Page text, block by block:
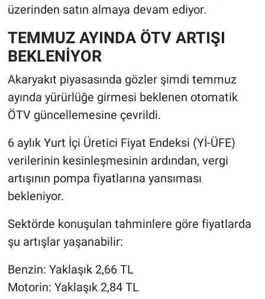
üzerinden satın almaya devam ediyor.
TEMMUZ AYINDA ÖTV ARTIŞI
BEKLENİYOR
Akaryakıt piyasasında gözler şimdi temmuz
ayında yürürlüğe girmesi beklenen otomatik
ÖTV güncellemesine çevrildi.
6 aylık Yurt İçi Üretici Fiyat Endeksi (Yİ-ÜFE)
verilerinin kesinleşmesinin ardından, vergi
artışının pompa fiyatlarına yansıması
bekleniyor.
Sektörde konuşulan tahminlere göre fiyatlarda
şu artışlar yaşanabilir:
Benzin: Yaklaşık 2,66 TL
Motorin: Yaklaşık 2,84 TL